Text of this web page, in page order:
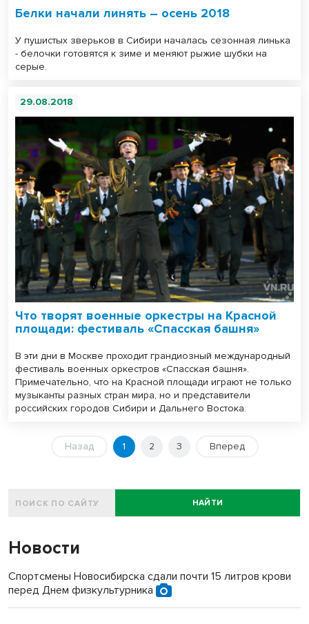
Белки начали линять – осень 2018
У пушистых зверьков в Сибири началась сезонная линька
- белочки готовятся к зиме и меняют рыжие шубки на
серые.
29.08.2018
Что творят военные оркестры на Красной
площади: фестиваль «Спасская башня»
В эти дни в Москве проходит грандиозный международный
фестиваль военных оркестров «Спасская башня».
Примечательно, что на Красной площади играют не только
музыканты разных стран мира, но и представители
российских городов Сибири и Дальнего Востока.
Назад 1 2 3 Вперед
НАЙТИ
Новости
Спортсмены Новосибирска сдали почти 15 литров крови
перед Днем физкультурника